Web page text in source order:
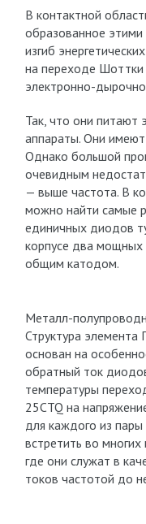
В контактной
образованное
изгиб
на переходе Шоттки
электронно-
Так, что они питают
аппараты. Они
Однако большой
очевидным
— выше частота. В
можно найти самые
единичных диодов
корпусе два мощных
общим катодом.
Металл-
Структура
основан на
обратный ток
температуры
25CTQ на
для каждого из
встретить во
где они служат в
токов частотой до